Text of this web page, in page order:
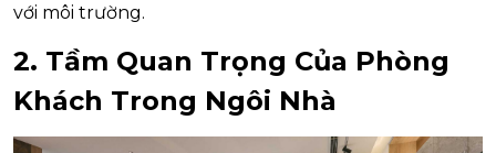
với môi trường.
2. Tầm Quan Trọng Của Phòng
Khách Trong Ngôi Nhà